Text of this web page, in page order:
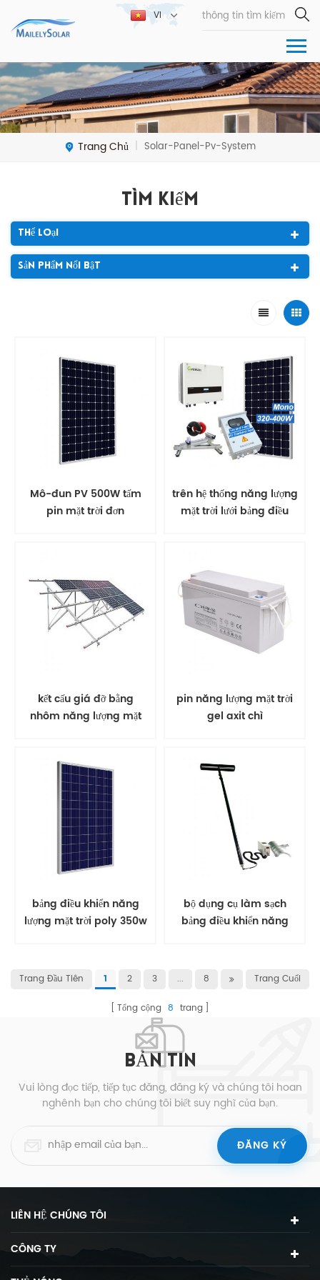
VI
Trang Chủ | Solar-Panel-Pv-System
Tìm Kiếm
Thể Loại
Sản Phẩm Nổi Bật
Mô-đun PV 500W tấm
pin mặt trời đơn
trên hệ thống năng lượng
mặt trời lưới bảng điều
kết cấu giá đỡ bằng
nhôm năng lượng mặt
pin năng lượng mặt trời
gel axit chì
bảng điều khiển năng
lượng mặt trời poly 350w
bộ dụng cụ làm sạch
bảng điều khiển năng
Trang Đầu Tiên 1 2 3 ... 8 Trang Cuối
Tổng cộng 8 trang
BẢN TIN
Vui lòng đọc tiếp, tiếp tục đăng, đăng ký và chúng tôi hoan
nghênh bạn cho chúng tôi biết suy nghĩ của bạn.
LIÊN HỆ CHÚNG TÔI
CÔNG TY